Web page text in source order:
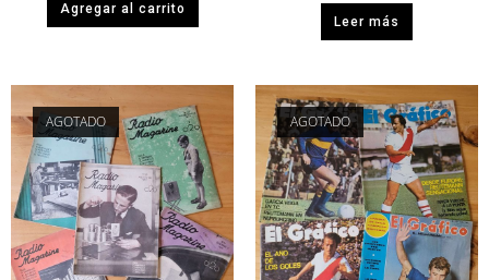
Agregar al carrito
Leer más
AGOTADO AGOTADO